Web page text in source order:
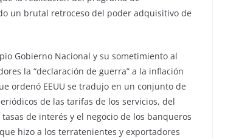
un brutal retroceso del poder adquisitivo de
Gobierno Nacional y su sometimiento al
la “declaración de guerra” a la inflación
ordenó EEUU se tradujo en un conjunto de
de las tarifas de los servicios, del
de interés y el negocio de los banqueros
hizo a los terratenientes y exportadores